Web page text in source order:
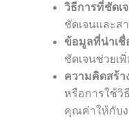
วิธีการที่ชัดเ
ชัดเจนและส
ข้อมูลที่น่าเชื่
ชัดเจนช่วยเ
ความคิดสร้า
หรือการใช้วิ
คุณค่าให้กับง